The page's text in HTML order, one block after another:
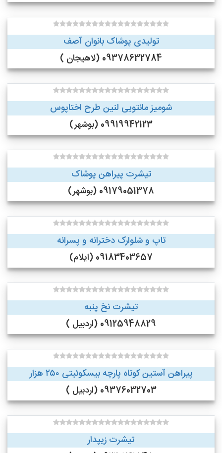
تولیدی پوشاک بانوان آصف
09378632784 (لاهیجان )
شومیز مانتویی لنین طرح اختاپوس
09919942123 (بوشهر)
تیشرت پیراهن پوشاک
09179051378 (بوشهر)
تاپ و شلوارک دخترانه و پسرانه
09183403657 (ایلام)
تیشرت نخ پنبه
09125948829 (اردبیل )
پیراهن آستین کوتاه پارچه بیسکوئیتی ۲۵۰ هزار
09376032703 (اردبیل )
تیشرت زیپدار